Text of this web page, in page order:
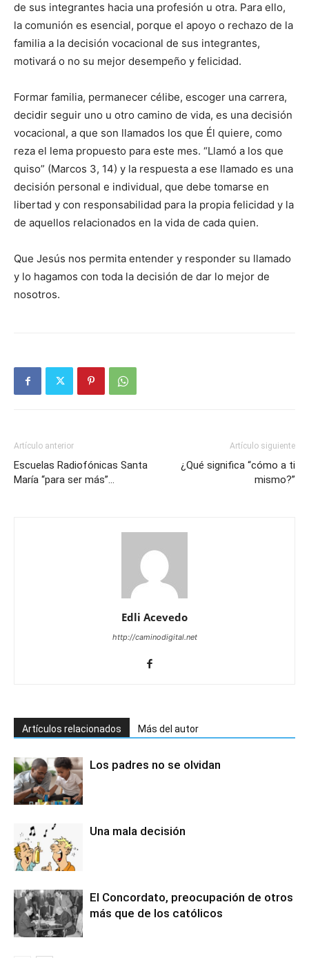
de sus integrantes hacia una profesión u otra. Para ello,
la comunión es esencial, porque el apoyo o rechazo de la
familia a la decisión vocacional de sus integrantes,
motivará o no su mejor desempeño y felicidad.
Formar familia, permanecer célibe, escoger una carrera,
decidir seguir uno u otro camino de vida, es una decisión
vocacional, a que son llamados los que Él quiere, como
reza el lema propuesto para este mes. “Llamó a los que
quiso” (Marcos 3, 14) y la respuesta a ese llamado es una
de­cisión personal e individual, que debe tomarse en
libertad y con responsabilidad para la propia felicidad y la
de aquellos relacionados en la vida de cada quien.
Que Jesús nos permita entender y responder su llamado
y lo haga­mos con toda la deci­sión de dar lo mejor de
nosotros.
Artículo anterior
Escuelas Radiofónicas Santa
María “para ser más”…
Artículo siguiente
¿Qué significa “cómo a ti
mismo?”
Edli Acevedo
http://caminodigital.net
Artículos relacionados Más del autor
Los padres no se olvidan
Una mala decisión
El Concordato, preocupación de otros
más que de los católicos